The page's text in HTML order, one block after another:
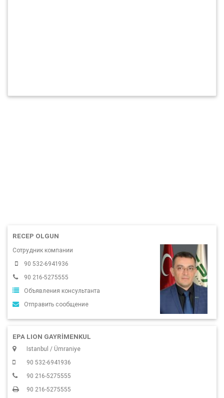
RECEP OLGUN
Сотрудник компании
90 532-6941936
90 216-5275555
Объявления консультанта
Отправить сообщение
EPA LION GAYRİMENKUL
Istanbul / Ümraniye
90 532-6941936
90 216-5275555
90 216-5275555